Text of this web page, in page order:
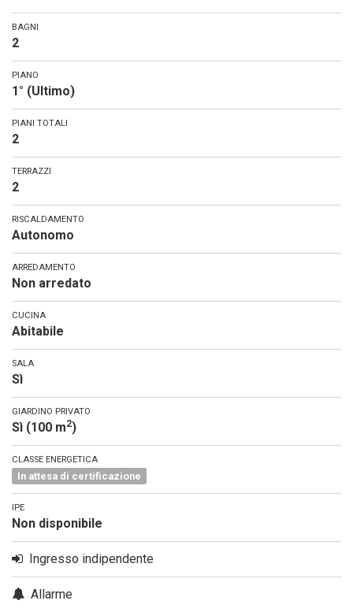
BAGNI
2
PIANO
1° (Ultimo)
PIANI TOTALI
2
TERRAZZI
2
RISCALDAMENTO
Autonomo
ARREDAMENTO
Non arredato
CUCINA
Abitabile
SALA
Sì
GIARDINO PRIVATO
Sì (100 m2)
CLASSE ENERGETICA
In attesa di certificazione
IPE
Non disponibile
Ingresso indipendente
Allarme